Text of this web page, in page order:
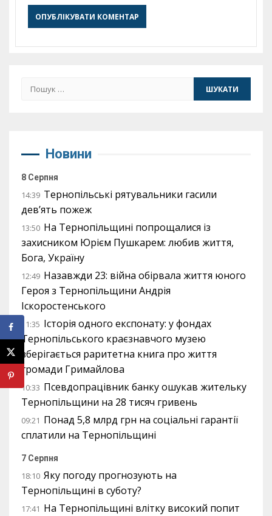
Пошук:
Новини
8 Серпня
14:39 Тернопільські рятувальники гасили
дев’ять пожеж
13:50 На Тернопільщині попрощалися із
захисником Юрієм Пушкарем: любив життя,
Бога, Україну
12:49 Назавжди 23: війна обірвала життя юного
Героя з Тернопільщини Андрія
Іскоростенського
11:35 Історія одного експонату: у фондах
Тернопільського краєзнавчого музею
зберігається раритетна книга про життя
громади Гримайлова
10:33 Псевдопрацівник банку ошукав жительку
Тернопільщини на 28 тисяч гривень
09:21 Понад 5,8 млрд грн на соціальні гарантії
сплатили на Тернопільщині
7 Серпня
18:10 Яку погоду прогнозують на
Тернопільщині в суботу?
17:41 На Тернопільщині влітку високий попит